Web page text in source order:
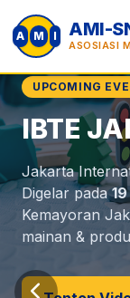
A M I AMI-
ASOSIASI
(AMI)
UPCOMING
IBTE
Jakarta
Digelar pada
Kemayoran
mainan &
MOU